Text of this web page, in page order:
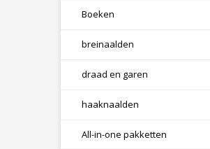
Boeken
breinaalden
draad en garen
haaknaalden
All-in-one pakketten